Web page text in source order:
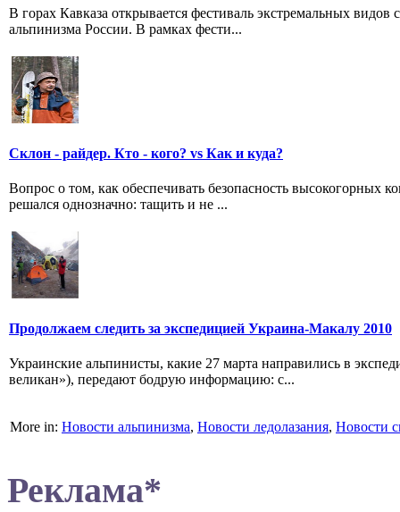
В горах Кавказа открывается фестиваль экстремальных
альпинизма России. В рамках фести...
Склон - райдер. Кто - кого? vs Как и куда?
Вопрос о том, как обеспечивать безопасность высокогорных
решался однозначно: тащить и не ...
Продолжаем следить за экспедицией Украина-Макалу 2010
Украинские альпинисты, какие 27 марта направились в
великан»), передают бодрую информацию: с...
More in: Новости альпинизма, Новости ледолазания, Новости
Реклама*